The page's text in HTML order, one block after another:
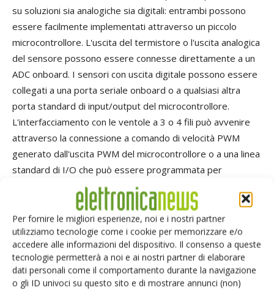
Per fornire le migliori esperienze, noi e i nostri partner
utilizziamo tecnologie come i cookie per memorizzare e/o
accedere alle informazioni del dispositivo. Il consenso a queste
tecnologie permetterà a noi e ai nostri partner di elaborare
dati personali come il comportamento durante la navigazione
o gli ID univoci su questo sito e di mostrare annunci (non)
su soluzioni sia analogiche sia digitali: entrambi possono
essere facilmente implementati attraverso un piccolo
microcontrollore. L'uscita del termistore o l'uscita analogica
del sensore possono essere connesse direttamente a un
ADC onboard. I sensori con uscita digitale possono essere
collegati a una porta seriale onboard o a qualsiasi altra
porta standard di input/output del microcontrollore.
L'interfacciamento con le ventole a 3 o 4 fili può avvenire
attraverso la connessione a comando di velocità PWM
generato dall'uscita PWM del microcontrollore o a una linea
standard di I/O che può essere programmata per
generare il segnale PWM. Il segnale di feedback
tacometrico può essere connesso direttamente a un
ingresso del microcontrollore, per esempio una linea
standard di I/O.
La gestione delle funzioni periferiche
I risparmi più significativi associati all'uso di un piccolo